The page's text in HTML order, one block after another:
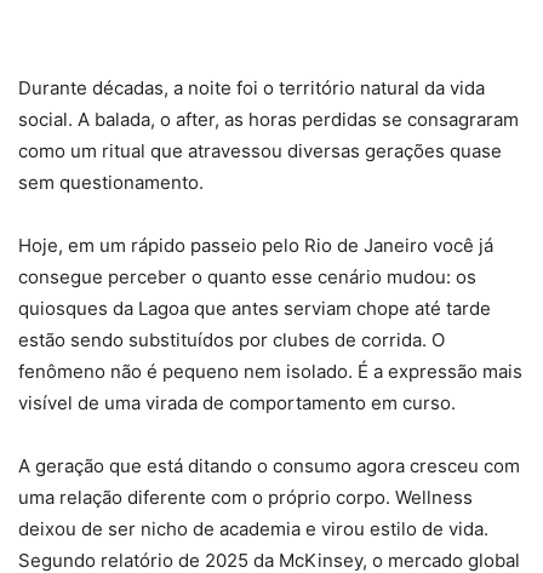
Durante décadas, a noite foi o território natural da vida
social. A balada, o after, as horas perdidas se consagraram
como um ritual que atravessou diversas gerações quase
sem questionamento.
Hoje, em um rápido passeio pelo Rio de Janeiro você já
consegue perceber o quanto esse cenário mudou: os
quiosques da Lagoa que antes serviam chope até tarde
estão sendo substituídos por clubes de corrida. O
fenômeno não é pequeno nem isolado. É a expressão mais
visível de uma virada de comportamento em curso.
A geração que está ditando o consumo agora cresceu com
uma relação diferente com o próprio corpo. Wellness
deixou de ser nicho de academia e virou estilo de vida.
Segundo relatório de 2025 da McKinsey, o mercado global